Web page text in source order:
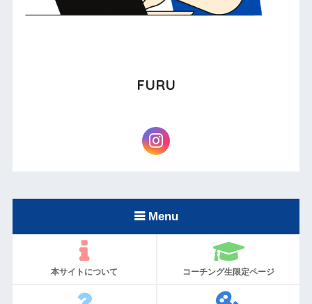
FURU
Menu
本サイトについて コーチング生限定ページ